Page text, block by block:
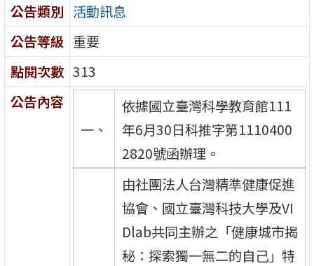
公告類別 活動訊息
公告等級 重要
點閱次數 313
公告內容
一、
依據國立臺灣科學教育館111
年6月30日科推字第1110400
2820號函辦理。
由社團法人台灣精準健康促進
協會、國立臺灣科技大學及VI
Dlab共同主辦之「健康城市揭
秘：探索獨一無二的自己」特